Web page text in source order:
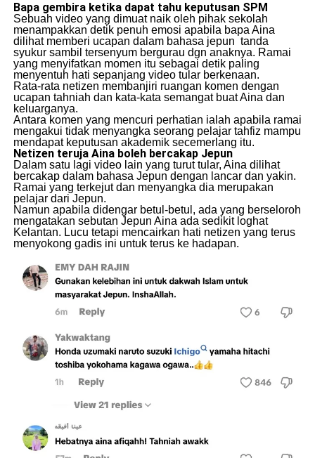
Bapa gembira ketika dapat tahu keputusan SPM
Sebuah video yang dimuat naik oleh pihak sekolah
menampakkan detik penuh emosi apabila bapa Aina
dilihat memberi ucapan dalam bahasa jepun tanda
syukur sambil tersenyum bergurau dgn anaknya. Ramai
yang menyifatkan momen itu sebagai detik paling
menyentuh hati sepanjang video tular berkenaan.
Rata-rata netizen membanjiri ruangan komen dengan
ucapan tahniah dan kata-kata semangat buat Aina dan
keluarganya.
Antara komen yang mencuri perhatian ialah apabila ramai
mengakui tidak menyangka seorang pelajar tahfiz mampu
mendapat keputusan akademik secemerlang itu.
Netizen teruja Aina boleh bercakap Jepun
Dalam satu lagi video lain yang turut tular, Aina dilihat
bercakap dalam bahasa Jepun dengan lancar dan yakin.
Ramai yang terkejut dan menyangka dia merupakan
pelajar dari Jepun.
Namun apabila didengar betul-betul, ada yang berseloroh
mengatakan sebutan Jepun Aina ada sedikit loghat
Kelantan. Lucu tetapi mencairkan hati netizen yang terus
menyokong gadis ini untuk terus ke hadapan.